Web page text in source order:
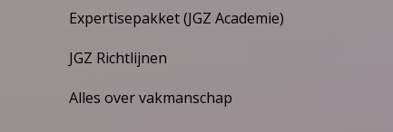
Expertisepakket (JGZ Academie)
JGZ Richtlijnen
Alles over vakmanschap